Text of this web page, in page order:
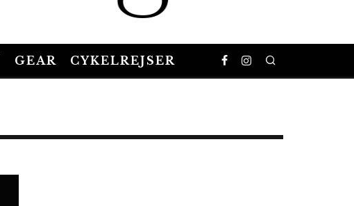
GEAR CYKELREJSER